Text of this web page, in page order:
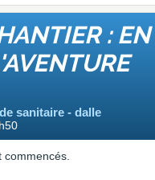
: EN
sanitaire - dalle
commencés.